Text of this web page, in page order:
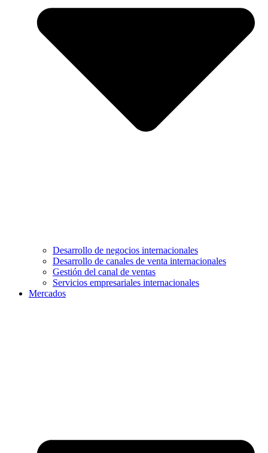
Desarrollo de negocios internacionales
Desarrollo de canales de venta internacionales
Gestión del canal de ventas
Servicios empresariales internacionales
Mercados